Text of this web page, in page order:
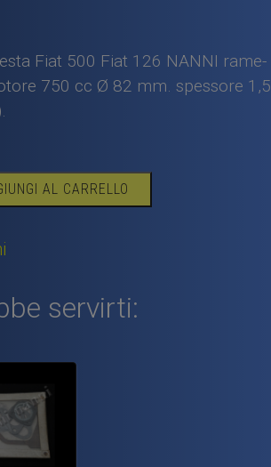
Fiat 500 Fiat 126 NANNI rame-
750 cc Ø 82 mm. spessore 1,5
AL CARRELLO
servirti: